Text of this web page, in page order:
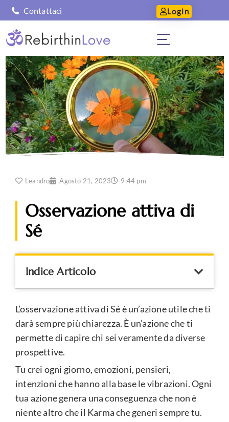
Contattaci Login
Leandro Agosto 21, 2023 9:44 pm
Osservazione attiva di
Sé
Indice Articolo
L’osservazione attiva di Sé è un’azione utile che ti
darà sempre più chiarezza. È un’azione che ti
permette di capire chi sei veramente da diverse
prospettive.
Tu crei ogni giorno, emozioni, pensieri,
intenzioni che hanno alla base le vibrazioni. Ogni
tua azione genera una conseguenza che non è
niente altro che il Karma che generi sempre tu.